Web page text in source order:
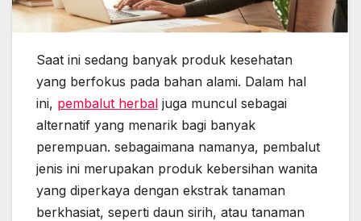
Saat ini sedang banyak produk kesehatan
yang berfokus pada bahan alami. Dalam hal
ini, pembalut herbal juga muncul sebagai
alternatif yang menarik bagi banyak
perempuan. sebagaimana namanya, pembalut
jenis ini merupakan produk kebersihan wanita
yang diperkaya dengan ekstrak tanaman
berkhasiat, seperti daun sirih, atau tanaman